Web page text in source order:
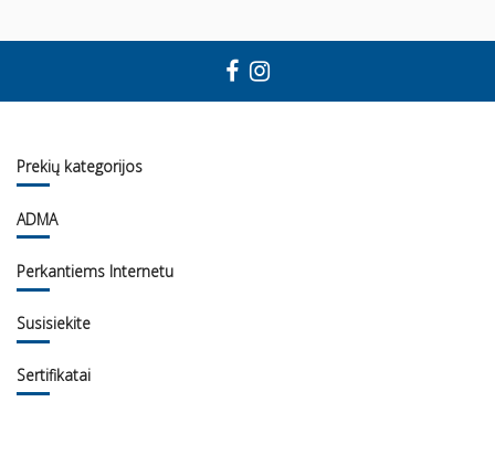
Prekių kategorijos
ADMA
Perkantiems Internetu
Susisiekite
Sertifikatai